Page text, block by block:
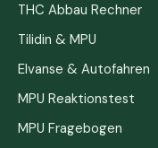
THC Abbau Rechner
Tilidin & MPU
Elvanse & Autofahren
MPU Reaktionstest
MPU Fragebogen